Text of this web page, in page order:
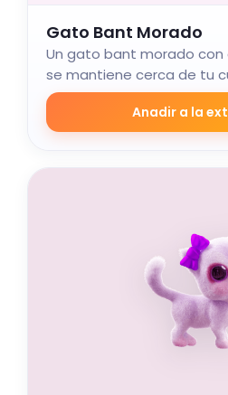
Gato Bant Morado
Un gato bant morado con
se mantiene cerca de tu
Anadir a la